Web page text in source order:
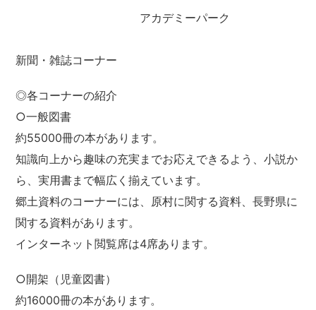
アカデミーパーク
新聞・雑誌コーナー
◎各コーナーの紹介
○一般図書
約55000冊の本があります。
知識向上から趣味の充実までお応えできるよう、小説か
ら、実用書まで幅広く揃えています。
郷土資料のコーナーには、原村に関する資料、長野県に
関する資料があります。
インターネット閲覧席は4席あります。
○開架（児童図書）
約16000冊の本があります。